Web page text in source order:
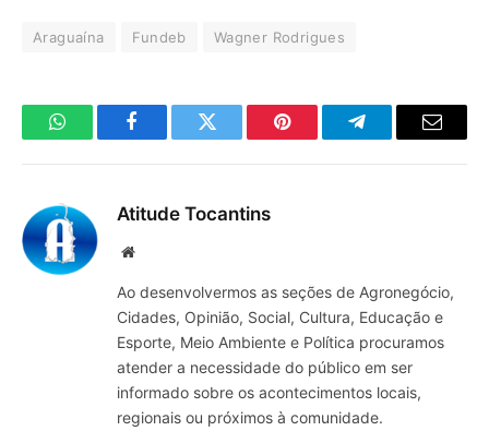
Araguaína Fundeb Wagner Rodrigues
WhatsAppFacebookTwitter Pinterest TelegramaE-
Atitude Tocantins
Site
Ao desenvolvermos as seções de Agronegócio,
Cidades, Opinião, Social, Cultura, Educação e
Esporte, Meio Ambiente e Política procuramos
atender a necessidade do público em ser
informado sobre os acontecimentos locais,
regionais ou próximos à comunidade.